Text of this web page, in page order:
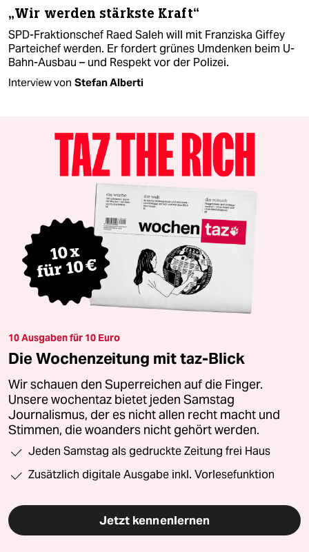
„Wir werden stärkste Kraft“
SPD-Fraktionschef Raed Saleh will mit Franziska Giffey
Parteichef werden. Er fordert grünes Umdenken beim U-
Bahn-Ausbau – und Respekt vor der Polizei.
Interview von Stefan Alberti
10 Ausgaben für 10 Euro
Die Wochenzeitung mit taz-Blick
Wir schauen den Superreichen auf die Finger.
Unsere wochentaz bietet jeden Samstag
Journalismus, der es nicht allen recht macht und
Stimmen, die woanders nicht gehört werden.
Jeden Samstag als gedruckte Zeitung frei Haus
Zusätzlich digitale Ausgabe inkl. Vorlesefunktion
Jetzt kennenlernen